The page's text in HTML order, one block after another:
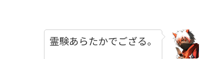
霊験あらたかでござる。